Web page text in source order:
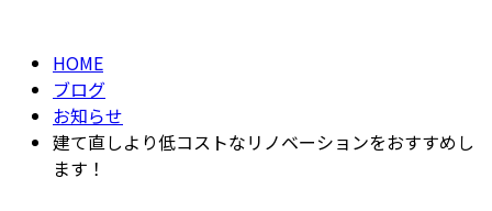
HOME
ブログ
お知らせ
建て直しより低コストなリノベーションをおすすめし
ます！